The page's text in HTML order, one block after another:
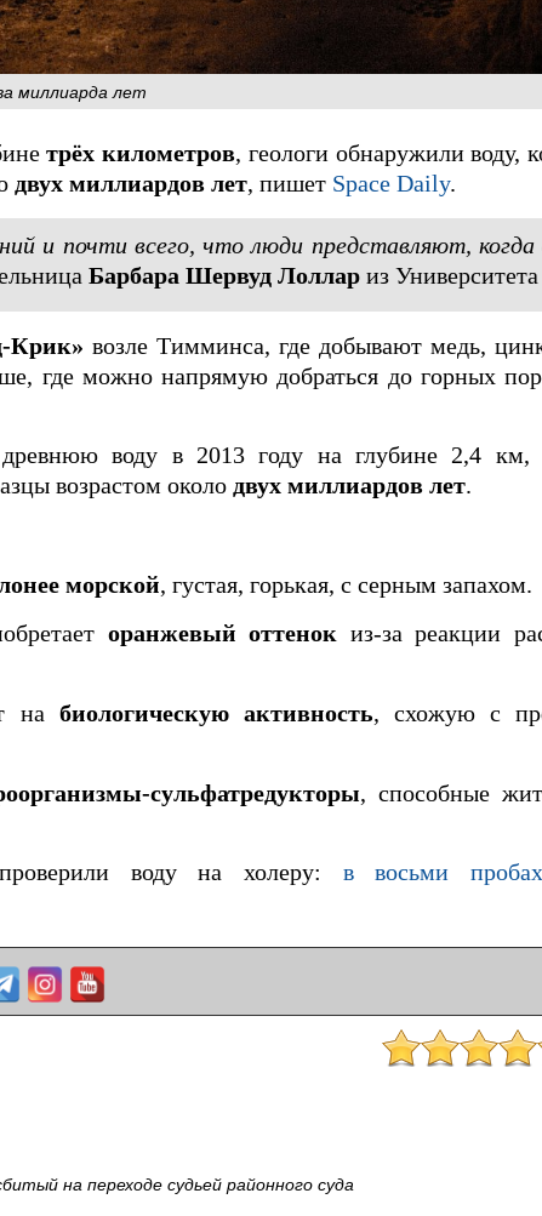
миллиарда лет
трёх километров, геологи обнаружили воду,
двух миллиардов лет, пишет Space Daily.
и почти всего, что люди представляют,
Барбара Шервуд Лоллар из
возле Тимминса, где добывают медь,
где можно напрямую добраться до горных
древнюю воду в 2013 году на глубине 2,4 км,
возрастом около двух миллиардов лет.
морской, густая, горькая, с серным запахом.
оранжевый оттенок из‑за реакции
на биологическую активность, схожую с
, способные
воду на холеру: в восьми
на переходе судьей районного суда